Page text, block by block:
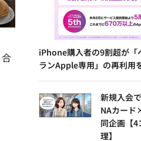
iPhone購入者の9割超が「
ランApple専用」の再利用
新規入会
NAカード
同企画【
理】